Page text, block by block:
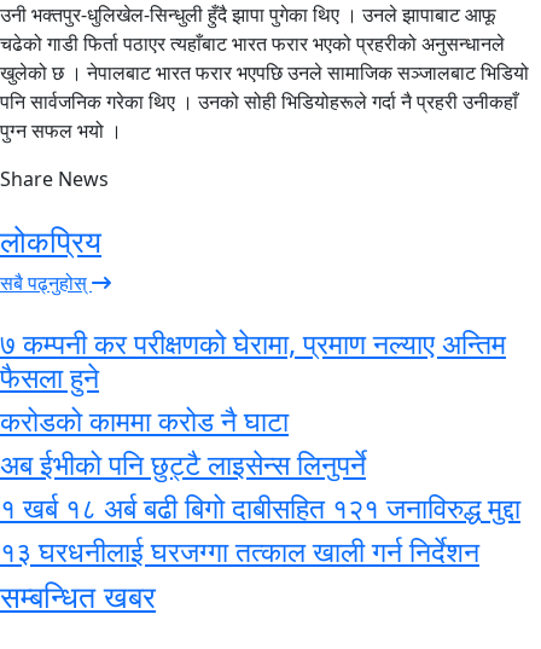
उनी भक्तपुर-धुलिखेल-सिन्धुली हुँदै झापा पुगेका थिए । उनले झापाबाट आफू
चढेको गाडी फिर्ता पठाएर त्यहाँबाट भारत फरार भएको प्रहरीको अनुसन्धानले
खुलेको छ । नेपालबाट भारत फरार भएपछि उनले सामाजिक सञ्जालबाट भिडियो
पनि सार्वजनिक गरेका थिए । उनको सोही भिडियोहरूले गर्दा नै प्रहरी उनीकहाँ
पुग्न सफल भयो ।
Share News
लोकप्रिय
सबै पढ्नुहोस्
७ कम्पनी कर परीक्षणको घेरामा, प्रमाण नल्याए अन्तिम
फैसला हुने
करोडको काममा करोड नै घाटा
अब ईभीको पनि छुट्टै लाइसेन्स लिनुपर्ने
१ खर्ब १८ अर्ब बढी बिगो दाबीसहित १२१ जनाविरुद्ध मुद्दा
१३ घरधनीलाई घरजग्गा तत्काल खाली गर्न निर्देशन
सम्बन्धित खबर